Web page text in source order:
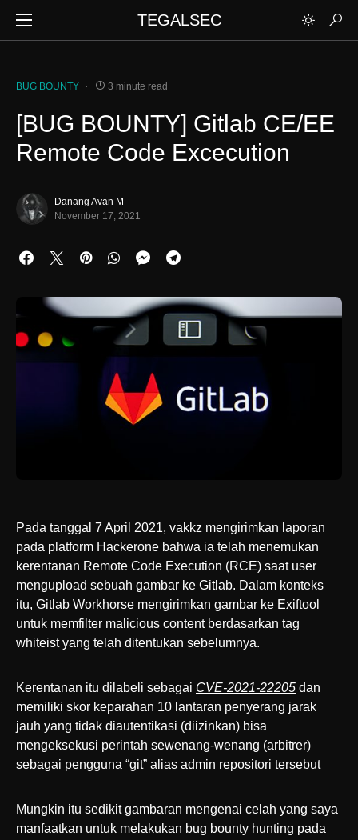
TEGALSEC
BUG BOUNTY 3 minute read
[BUG BOUNTY] Gitlab CE/EE
Remote Code Excecution
Danang Avan M
November 17, 2021
Pada tanggal 7 April 2021, vakkz mengirimkan laporan
pada platform Hackerone bahwa ia telah menemukan
kerentanan Remote Code Execution (RCE) saat user
mengupload sebuah gambar ke Gitlab. Dalam konteks
itu, Gitlab Workhorse mengirimkan gambar ke Exiftool
untuk memfilter malicious content berdasarkan tag
whiteist yang telah ditentukan sebelumnya.
Kerentanan itu dilabeli sebagai CVE-2021-22205 dan
memiliki skor keparahan 10 lantaran penyerang jarak
jauh yang tidak diautentikasi (diizinkan) bisa
mengeksekusi perintah sewenang-wenang (arbitrer)
sebagai pengguna “git” alias admin repositori tersebut
Mungkin itu sedikit gambaran mengenai celah yang saya
manfaatkan untuk melakukan bug bounty hunting pada